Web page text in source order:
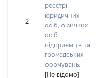
2
реєстрі
юридичних
осіб, фізичних
осіб –
підприємців та
громадських
формувань:
[Не відомо]